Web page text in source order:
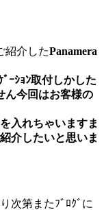
紹介したPanamera
ｰｼｮﾝ取付しかした
ん今回はお客様の
入れちゃいますま
介したいと思いま
次第またﾌﾞﾛｸﾞに